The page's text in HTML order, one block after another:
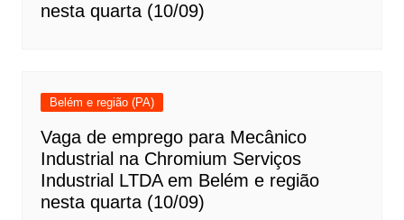
nesta quarta (10/09)
Belém e região (PA)
Vaga de emprego para Mecânico
Industrial na Chromium Serviços
Industrial LTDA em Belém e região
nesta quarta (10/09)